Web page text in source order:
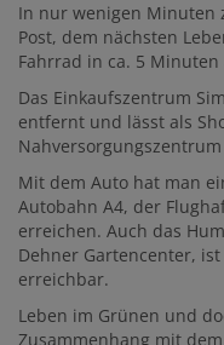
In nur wenigen Minuten
Post, dem nächsten
Fahrrad in ca. 5
Das Einkaufszentrum
entfernt und lässt als
Mit dem Auto hat man
Autobahn A4, der
erreichen. Auch das
Dehner Gartencenter,
erreichbar.
Leben im Grünen und
Zusammenhang mit